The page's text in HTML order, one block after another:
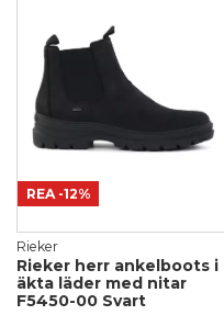
REA -12%
Rieker
Rieker herr ankelboots i
äkta läder med nitar
F5450-00 Svart